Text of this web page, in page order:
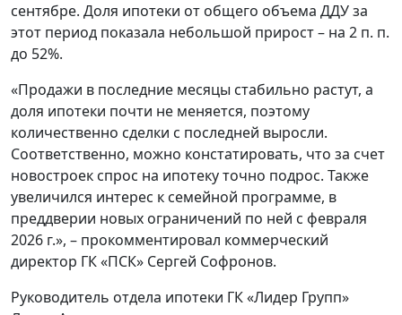
сентябре. Доля ипотеки от общего объема ДДУ за
этот период показала небольшой прирост – на 2 п. п.
до 52%.
«Продажи в последние месяцы стабильно растут, а
доля ипотеки почти не меняется, поэтому
количественно сделки с последней выросли.
Соответственно, можно констатировать, что за счет
новостроек спрос на ипотеку точно подрос. Также
увеличился интерес к семейной программе, в
преддверии новых ограничений по ней с февраля
2026 г.», – прокомментировал коммерческий
директор ГК «ПСК» Сергей Софронов.
Руководитель отдела ипотеки ГК «Лидер Групп»